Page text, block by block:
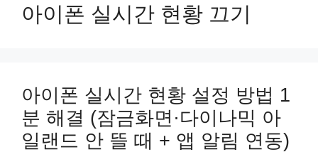
아이폰 실시간 현황 끄기
아이폰 실시간 현황 설정 방법 1
분 해결 (잠금화면·다이나믹 아
일랜드 안 뜰 때 + 앱 알림 연동)